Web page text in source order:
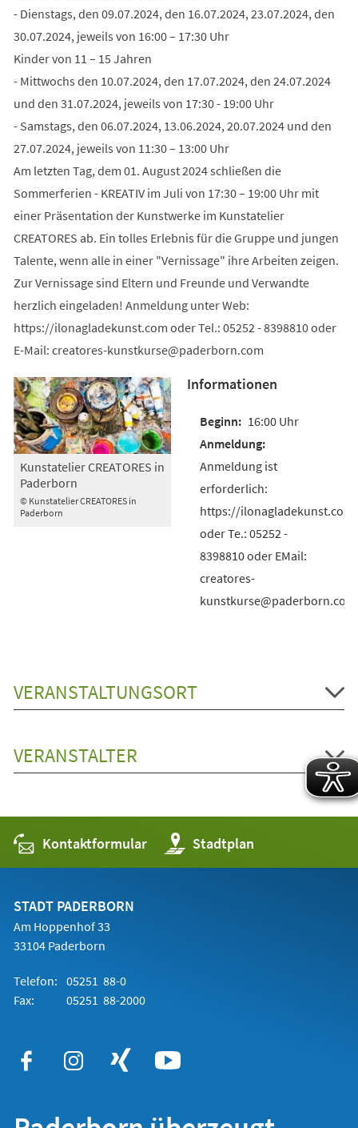
- Dienstags, den 09.07.2024, den 16.07.2024, 23.07.2024, den
30.07.2024, jeweils von 16:00 – 17:30 Uhr
Kinder von 11 – 15 Jahren
- Mittwochs den 10.07.2024, den 17.07.2024, den 24.07.2024
und den 31.07.2024, jeweils von 17:30 - 19:00 Uhr
- Samstags, den 06.07.2024, 13.06.2024, 20.07.2024 und den
27.07.2024, jeweils von 11:30 – 13:00 Uhr
Am letzten Tag, dem 01. August 2024 schließen die
Sommerferien - KREATIV im Juli von 17:30 – 19:00 Uhr mit
einer Präsentation der Kunstwerke im Kunstatelier
CREATORES ab. Ein tolles Erlebnis für die Gruppe und jungen
Talente, wenn alle in einer "Vernissage" ihre Arbeiten zeigen.
Zur Vernissage sind Eltern und Freunde und Verwandte
herzlich eingeladen! Anmeldung unter Web:
https://ilonagladekunst.com oder Tel.: 05252 - 8398810 oder
E-Mail: creatores-kunstkurse paderborn com
© Kunstatelier CREATORES in
Paderborn
Kunstatelier CREATORES in
Paderborn
Informationen
16:00 Uhr
Anmeldung ist
erforderlich:
https://ilonagladekunst.com
oder Te.: 05252 -
8398810 oder EMail:
creatores-
kunstkurse@paderborn.com
VERANSTALTUNGSORT
VERANSTALTER
Kontaktformular Stadtplan
(Öffnet
in
einem
STADT PADERBORN
Am Hoppenhof 33
33104 Paderborn
Telefon: 05251 88-0
Fax:
05251 88-2000